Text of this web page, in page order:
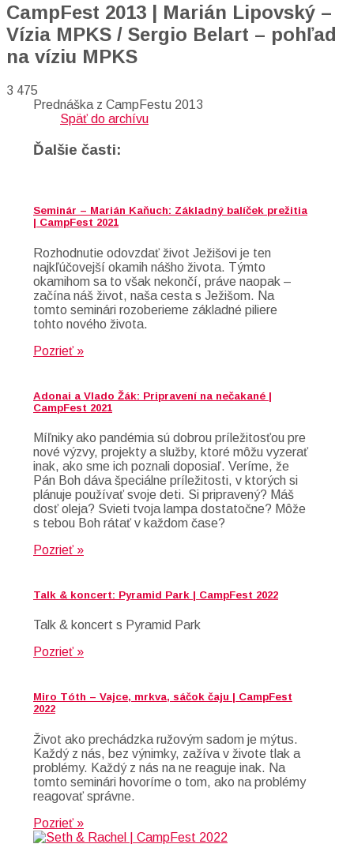
CampFest 2013 | Marián Lipovský –
Vízia MPKS / Sergio Belart – pohľad
na víziu MPKS
3 475
Prednáška z CampFestu 2013
Späť do archívu
Ďalšie časti:
Seminár – Marián Kaňuch: Základný balíček prežitia
| CampFest 2021
Rozhodnutie odovzdať život Ježišovi je ten
najkľúčovejší okamih nášho života. Týmto
okamihom sa to však nekončí, práve naopak –
začína náš život, naša cesta s Ježišom. Na
tomto seminári rozoberieme základné piliere
tohto nového života.
Pozrieť »
Adonai a Vlado Žák: Pripravení na nečakané |
CampFest 2021
Míľniky ako pandémia sú dobrou príležitosťou pre
nové výzvy, projekty a služby, ktoré môžu vyzerať
inak, ako sme ich poznali doposiaľ. Veríme, že
Pán Boh dáva špeciálne príležitosti, v ktorých si
plánuje používať svoje deti. Si pripravený? Máš
dosť oleja? Svieti tvoja lampa dostatočne? Môže
s tebou Boh rátať v každom čase?
Pozrieť »
Talk & koncert: Pyramid Park | CampFest 2022
Talk & koncert s Pyramid Park
Pozrieť »
Miro Tóth – Vajce, mrkva, sáčok čaju | CampFest
2022
Život ako prechádzka ružovým sadom je mýtus.
Každý z nás, bez výnimky, zažíva v živote tlak a
problémy. Každý z nás na ne reaguje inak. Na
tomto seminári hovoríme o tom, ako na problémy
reagovať správne.
Pozrieť »